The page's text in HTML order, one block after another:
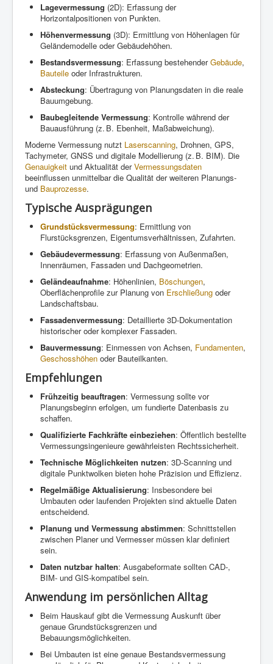
Lagevermessung (2D): Erfassung der
Horizontalpositionen von Punkten.
Höhenvermessung (3D): Ermittlung von Höhenlagen für
Geländemodelle oder Gebäudehöhen.
Bestandsvermessung: Erfassung bestehenderGebäude,
Bauteile oder Infrastrukturen.
Absteckung: Übertragung von Planungsdaten in die reale
Bauumgebung.
Baubegleitende Vermessung: Kontrolle während der
Bauausführung (z. B. Ebenheit, Maßabweichung).
Moderne Vermessung nutzt Laserscanning, Drohnen, GPS,
Tachymeter, GNSS und digitale Modellierung (z. B. BIM). Die
Genauigkeit und Aktualität derVermessungsdaten
beeinflussen unmittelbar die Qualität der weiteren Planungs-
und Bauprozesse.
Typische Ausprägungen
Grundstücksvermessung: Ermittlung von
Flurstücksgrenzen, Eigentumsverhältnissen, Zufahrten.
Gebäudevermessung: Erfassung von Außenmaßen,
Innenräumen, Fassaden und Dachgeometrien.
Geländeaufnahme: Höhenlinien, Böschungen,
Oberflächenprofile zur Planung von Erschließung oder
Landschaftsbau.
Fassadenvermessung: Detaillierte 3D-Dokumentation
historischer oder komplexer Fassaden.
Bauvermessung: Einmessen von Achsen, Fundamenten,
Geschosshöhen oder Bauteilkanten.
Empfehlungen
Frühzeitig beauftragen: Vermessung sollte vor
Planungsbeginn erfolgen, um fundierte Datenbasis zu
schaffen.
Qualifizierte Fachkräfte einbeziehen: Öffentlich bestellte
Vermessungsingenieure gewährleisten Rechtssicherheit.
Technische Möglichkeiten nutzen: 3D-Scanning und
digitale Punktwolken bieten hohe Präzision und Effizienz.
Regelmäßige Aktualisierung: Insbesondere bei
Umbauten oder laufenden Projekten sind aktuelle Daten
entscheidend.
Planung und Vermessung abstimmen: Schnittstellen
zwischen Planer und Vermesser müssen klar definiert
sein.
Daten nutzbar halten: Ausgabeformate sollten CAD-,
BIM- und GIS-kompatibel sein.
Anwendung im persönlichen Alltag
Beim Hauskauf gibt die Vermessung Auskunft über
genaue Grundstücksgrenzen und
Bebauungsmöglichkeiten.
Bei Umbauten ist eine genaue Bestandsvermessung